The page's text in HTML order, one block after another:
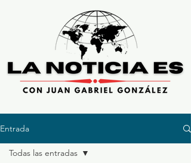
Entrada
Todas las entradas